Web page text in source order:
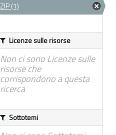
ZIP (1)
Licenze sulle risorse
Non ci sono Licenze sulle
risorse che
corrispondono a questa
ricerca
Sottotemi